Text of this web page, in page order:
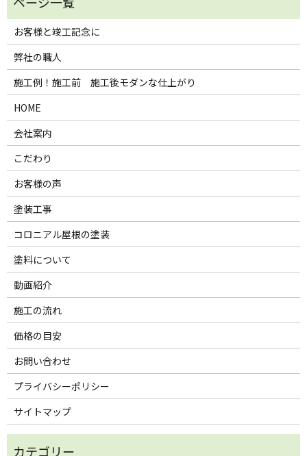
お客様と竣工記念に
弊社の職人
施工例！施工前 施工後モダンな仕上がり
HOME
会社案内
こだわり
お客様の声
塗装工事
コロニアル屋根の塗装
塗料について
動画紹介
施工の流れ
価格の目安
お問い合わせ
プライバシーポリシー
サイトマップ